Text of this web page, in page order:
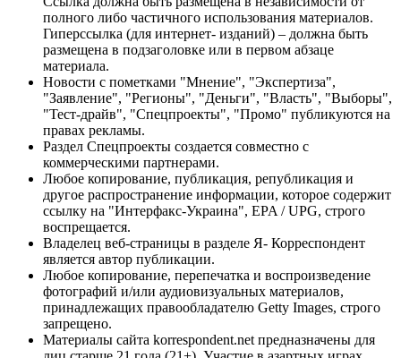
полного либо частичного использования материалов.
Гиперссылка (для интернет- изданий) – должна быть
размещена в подзаголовке или в первом абзаце
материала.
Новости с пометками "Мнение", "Экспертиза",
"Заявление", "Регионы", "Деньги", "Власть", "Выборы",
"Тест-драйв", "Спецпроекты", "Промо" публикуются на
правах рекламы.
Раздел Спецпроекты создается совместно с
коммерческими партнерами.
Любое копирование, публикация, републикация и
другое распространение информации, которое содержит
ссылку на "Интерфакс-Украина", EPA / UPG, строго
воспрещается.
Владелец веб-страницы в разделе Я- Корреспондент
является автор публикации.
Любое копирование, перепечатка и воспроизведение
фотографий и/или аудиовизуальных материалов,
принадлежащих правообладателю Getty Images, строго
запрещено.
Материалы сайта korrespondent.net предназначены для